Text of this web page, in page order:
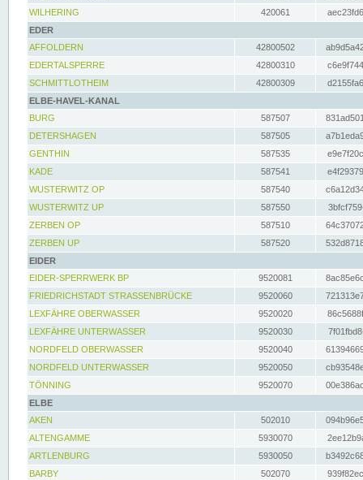
WILHERING
420061
EDER
AFFOLDERN
42800502
EDERTALSPERRE
42800310
SCHMITTLOTHEIM
42800309
ELBE-HAVEL-KANAL
BURG
587507
DETERSHAGEN
587505
GENTHIN
587535
KADE
587541
WUSTERWITZ OP
587540
WUSTERWITZ UP
587550
ZERBEN OP
587510
ZERBEN UP
587520
EIDER
EIDER-SPERRWERK BP
9520081
FRIEDRICHSTADT STRASSENBRÜCKE
9520060
LEXFÄHRE OBERWASSER
9520020
LEXFÄHRE UNTERWASSER
9520030
NORDFELD OBERWASSER
9520040
NORDFELD UNTERWASSER
9520050
TÖNNING
9520070
ELBE
AKEN
502010
ALTENGAMME
5930070
ARTLENBURG
5930050
BARBY
502070